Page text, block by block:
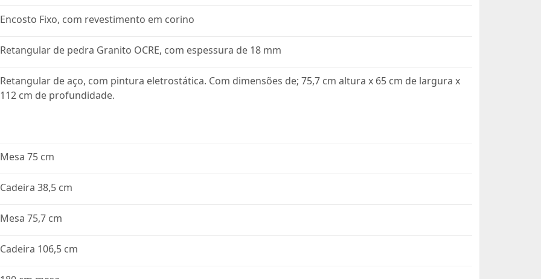
Encosto Fixo, com revestimento em corino
Retangular de pedra Granito OCRE, com espessura de 18 mm
Retangular de aço, com pintura eletrostática. Com dimensões de; 75,7 cm altura x 65 cm de largura x
112 cm de profundidade.
Mesa 75 cm
Cadeira 38,5 cm
Mesa 75,7 cm
Cadeira 106,5 cm